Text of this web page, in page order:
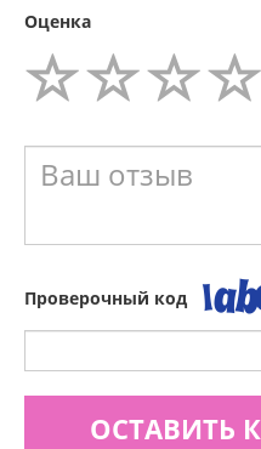
Оценка
Проверочный код
ОСТАВИТЬ